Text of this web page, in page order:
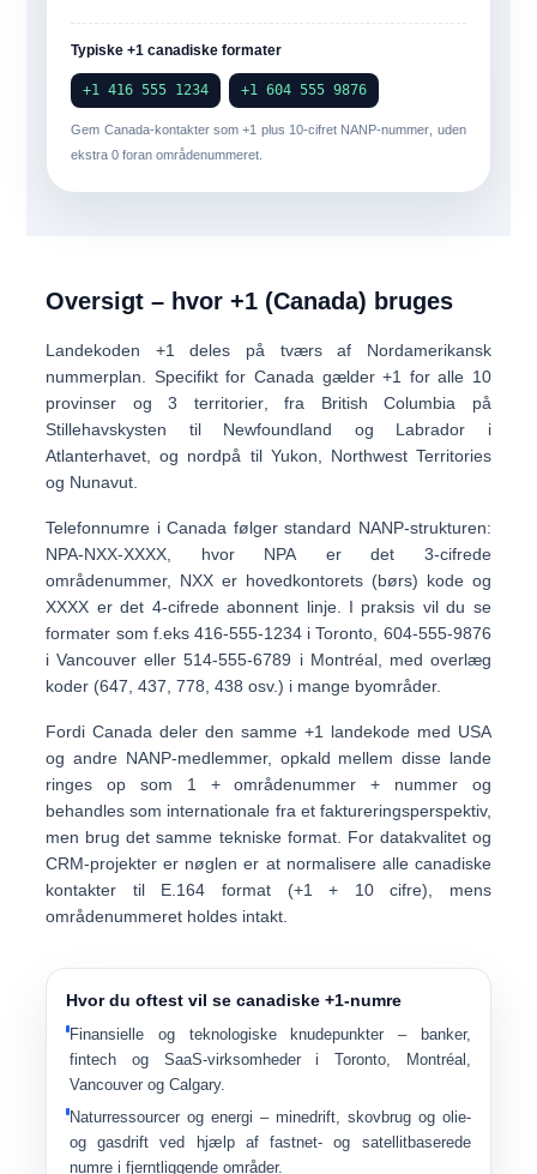
Typiske +1 canadiske formater
+1 416 555 1234 +1 604 555 9876
Gem Canada-kontakter som+1 plus 10-cifret NANP-nummer , uden
ekstra 0 foran områdenummeret.
Oversigt – hvor +1 (Canada) bruges
Landekoden +1 deles på tværs af Nordamerikansk
nummerplan . Specifikt for Canada gælder +1 for alle 10
provinser og3 territorier, fra British Columbia på
Stillehavskysten til Newfoundland og Labrador i
Atlanterhavet, og nordpå til Yukon, Northwest Territories
og Nunavut.
Telefonnumre i Canada følger standard NANP-strukturen:
NPA-NXX-XXXX , hvor NPA er det 3-cifrede
områdenummer, NXX er hovedkontorets (børs) kode og
XXXX er det 4-cifrede abonnent linje. I praksis vil du se
formater som f.eks 416-555-1234 i Toronto, 604-555-9876
i Vancouver eller514-555-6789 i Montréal, med overlæg
koder (647, 437, 778, 438 osv.) i mange byområder.
Fordi Canada deler den samme +1 landekode med USA
og andre NANP-medlemmer, opkald mellem disse lande
ringes op som 1 + områdenummer + nummerog
behandles som internationale fra et faktureringsperspektiv,
men brug det samme tekniske format. For datakvalitet og
CRM-projekter er nøglen er at normalisere alle canadiske
kontakter til E.164 format(+1
+ 10 cifre), mens
områdenummeret holdes intakt.
Hvor du oftest vil se canadiske +1-numre
Finansielle og teknologiske knudepunkter – banker,
fintech og SaaS-virksomheder i Toronto, Montréal,
Vancouver og Calgary.
Naturressourcer og energi – minedrift, skovbrug og olie-
og gasdrift ved hjælp af fastnet- og satellitbaserede
numre i fjerntliggende områder.